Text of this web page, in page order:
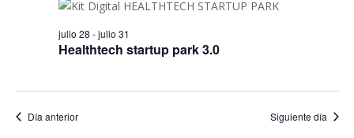
2026
Healthtech startup park 3.0
julio 28 -julio 31
Día anterior Siguiente día